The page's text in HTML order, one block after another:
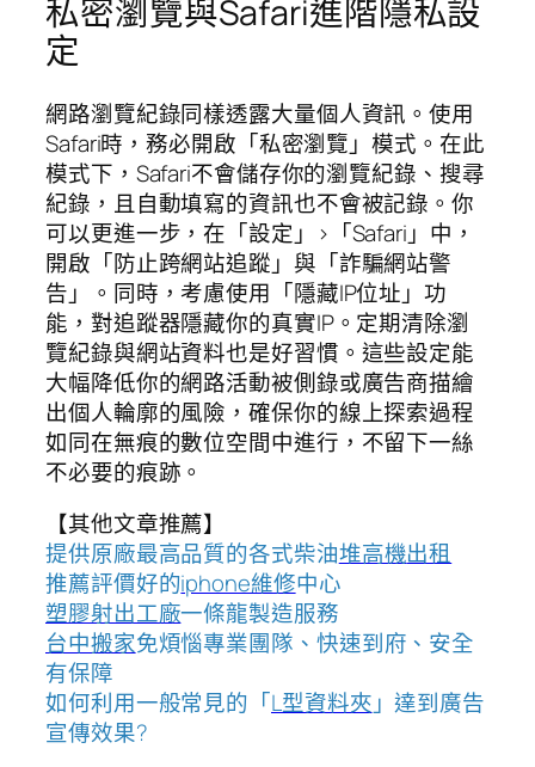
私密瀏覽與Safari進階隱私設
定
網路瀏覽紀錄同樣透露大量個人資訊。使用
Safari時，務必開啟「私密瀏覽」模式。在此
模式下，Safari不會儲存你的瀏覽紀錄、搜尋
紀錄，且自動填寫的資訊也不會被記錄。你
可以更進一步，在「設定」>「Safari」中，
開啟「防止跨網站追蹤」與「詐騙網站警
告」。同時，考慮使用「隱藏IP位址」功
能，對追蹤器隱藏你的真實IP。定期清除瀏
覽紀錄與網站資料也是好習慣。這些設定能
大幅降低你的網路活動被側錄或廣告商描繪
出個人輪廓的風險，確保你的線上探索過程
如同在無痕的數位空間中進行，不留下一絲
不必要的痕跡。
【其他文章推薦】
提供原廠最高品質的各式柴油堆高機出租
推薦評價好的iphone維修中心
塑膠射出工廠一條龍製造服務
台中搬家免煩惱專業團隊、快速到府、安全
有保障
如何利用一般常見的「L型資料夾」達到廣告
宣傳效果?